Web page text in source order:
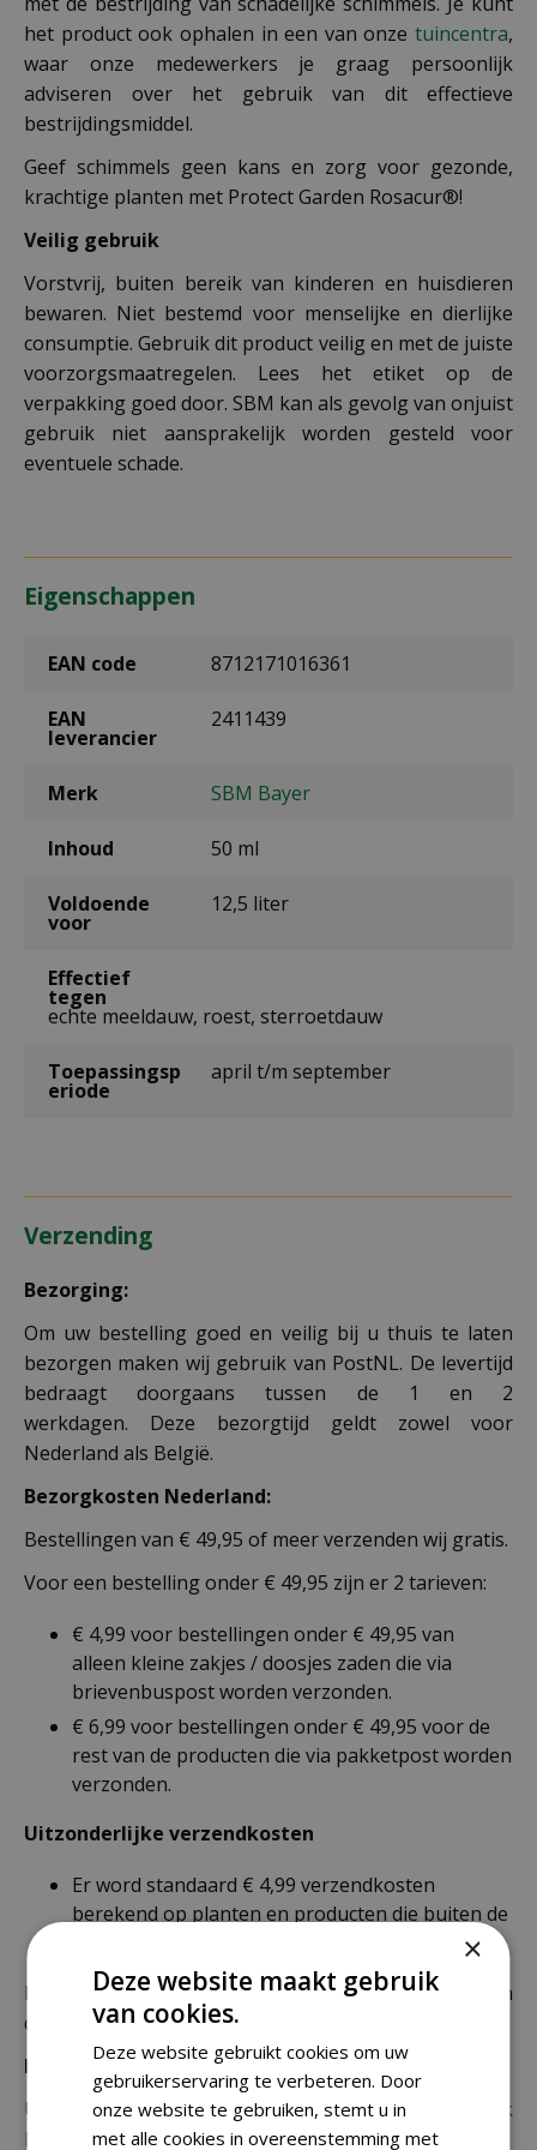
het product ook ophalen in een van onze tuincentra,
waar onze medewerkers je graag persoonlijk
adviseren over het gebruik van dit effectieve
bestrijdingsmiddel.
Geef schimmels geen kans en zorg voor gezonde,
krachtige planten met Protect Garden Rosacur®!
Veilig gebruik
Vorstvrij, buiten bereik van kinderen en huisdieren
bewaren. Niet bestemd voor menselijke en dierlijke
consumptie. Gebruik dit product veilig en met de juiste
voorzorgsmaatregelen. Lees het etiket op de
verpakking goed door. SBM kan als gevolg van onjuist
gebruik niet aansprakelijk worden gesteld voor
eventuele schade.
Eigenschappen
EAN code 8712171016361
EAN
leverancier
2411439
Merk SBM Bayer
Inhoud 50 ml
Voldoende
voor
12,5 liter
Effectief
tegen
echte meeldauw, roest, sterroetdauw
Toepassingsp
eriode
april t/m september
Verzending
Bezorging:
Om uw bestelling goed en veilig bij u thuis te laten
bezorgen maken wij gebruik van PostNL. De levertijd
bedraagt doorgaans tussen de 1 en 2
werkdagen. Deze bezorgtijd geldt zowel voor
Nederland als België.
Bezorgkosten Nederland:
Bestellingen van € 49,95 of meer verzenden wij gratis.
Voor een bestelling onder € 49,95 zijn er 2 tarieven:
€ 4,99 voor bestellingen onder € 49,95 van
alleen kleine zakjes / doosjes zaden die via
brievenbuspost worden verzonden.
€ 6,99 voor bestellingen onder € 49,95 voor de
rest van de producten die via pakketpost worden
verzonden.
Uitzonderlijke verzendkosten
Er word standaard € 4,99 verzendkosten
berekend op planten en producten die buiten de
De juiste verzendkosten worden in de laatste stap van
de winkelwagen berekend.
Bezorgkosten overige landen:
Uiteraard verzenden wij ook buiten Nederland,
bekijk
hier de verzendkosten.
×
Deze website maakt gebruik
van cookies.
Deze website gebruikt cookies om uw
gebruikerservaring te verbeteren. Door
onze website te gebruiken, stemt u in
met alle cookies in overeenstemming met